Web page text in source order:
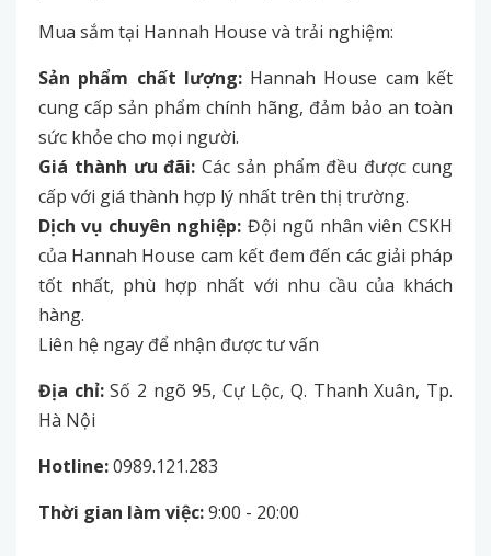
Mua sắm tại Hannah House và trải nghiệm:
Sản phẩm chất lượng:Hannah House cam kết
cung cấp sản phẩm chính hãng, đảm bảo an toàn
sức khỏe cho mọi người.
Giá thành ưu đãi: Các sản phẩm đều được cung
cấp với giá thành hợp lý nhất trên thị trường.
Dịch vụ chuyên nghiệp: Đội ngũ nhân viên CSKH
của Hannah House cam kết đem đến các giải pháp
tốt nhất, phù hợp nhất với nhu cầu của khách
hàng.
Liên hệ ngay để nhận được tư vấn
Địa chỉ:Số 2 ngõ 95, Cự Lộc, Q. Thanh Xuân, Tp.
Hà Nội
Hotline:0989.121.283
Thời gian làm việc:9:00 - 20:00